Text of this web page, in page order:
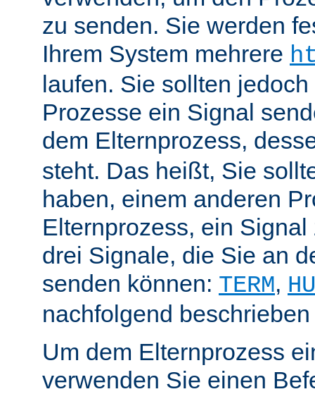
zu senden. Sie werden
Ihrem System mehrere
laufen. Sie sollten
Prozesse ein Signal
dem Elternprozess,
steht. Das heißt, Sie
haben, einem anderen
Elternprozess, ein
drei Signale, die Sie an
senden können: TERM,
nachfolgend
Um dem Elternprozess
verwenden Sie einen